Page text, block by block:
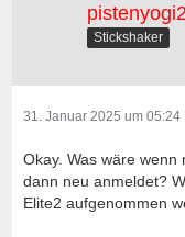
Stickshaker
31. Januar 2025 um 05:24
Okay. Was wäre wenn
dann neu anmeldet?
Elite2 aufgenommen